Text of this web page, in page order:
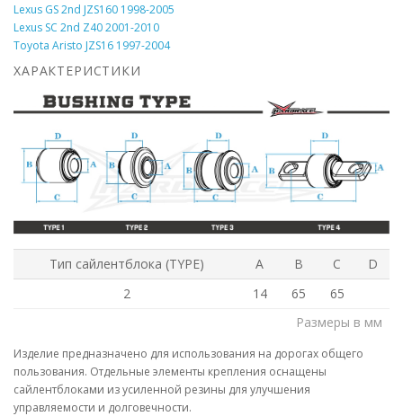
Lexus GS 2nd JZS160 1998-2005
Lexus SC 2nd Z40 2001-2010
Toyota Aristo JZS16 1997-2004
ХАРАКТЕРИСТИКИ
Тип сайлентблока (TYPE) A B C
D
2
14 65
65
Размеры в мм
Изделие предназначено для использования на дорогах общего
пользования. Отдельные элементы крепления оснащены
сайлентблоками из усиленной резины для улучшения
управляемости и долговечности.